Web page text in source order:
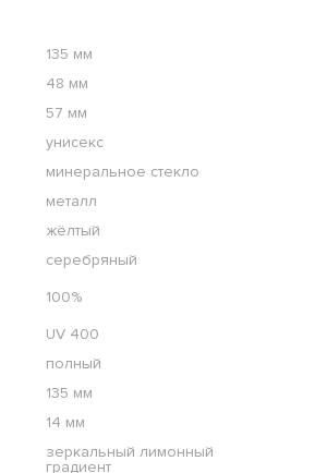
135 мм
48 мм
57 мм
унисекс
минеральное стекло
металл
жёлтый
серебряный
100%
UV 400
полный
135 мм
14 мм
зеркальный лимонный
градиент